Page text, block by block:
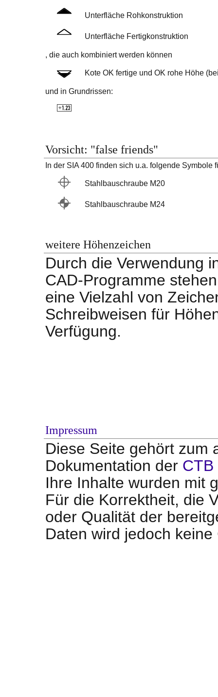
Unterfläche Rohkonstruktion
Unterfläche Fertigkonstruktion
, die auch kombiniert werden können
Kote OK fertige und OK rohe Höhe
und in Grundrissen:
Vorsicht: "false friends"
In der SIA 400 finden sich u.a. folgende Symbole
Stahlbauschraube M20
Stahlbauschraube M24
weitere Höhenzeichen
Durch die Verwendung
CAD-Programme
eine Vielzahl von
Schreibweisen für
Verfügung.
Impressum
Diese Seite gehört zum
Dokumentation der CTB
Ihre Inhalte wurden mit
Für die Korrektheit, die
oder Qualität der
Daten wird jedoch